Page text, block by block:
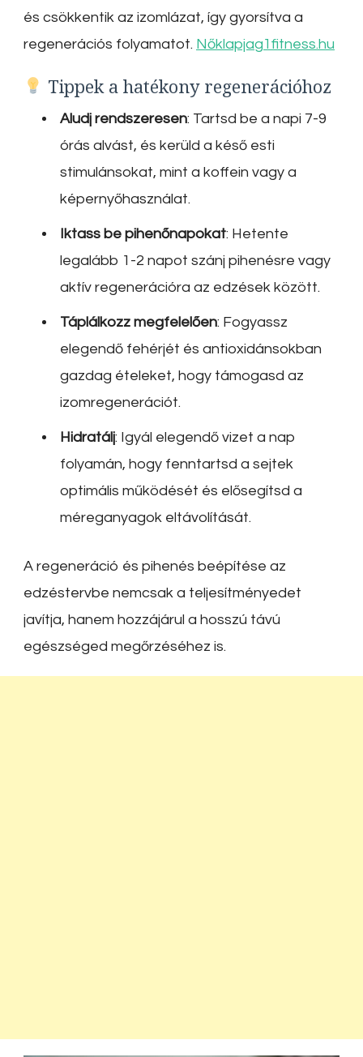
és csökkentik az izomlázat, így gyorsítva a
regenerációs folyamatot. Nőklapjag1fitness.hu
Tippek a hatékony regenerációhoz
Aludj rendszeresen: Tartsd be a napi 7-9
órás alvást, és kerüld a késő esti
stimulánsokat, mint a koffein vagy a
képernyőhasználat.
Iktass be pihenőnapokat: Hetente
legalább 1-2 napot szánj pihenésre vagy
aktív regenerációra az edzések között.
Táplálkozz megfelelően: Fogyassz
elegendő fehérjét és antioxidánsokban
gazdag ételeket, hogy támogasd az
izomregenerációt.
Hidratálj: Igyál elegendő vizet a nap
folyamán, hogy fenntartsd a sejtek
optimális működését és elősegítsd a
méreganyagok eltávolítását.
A regeneráció és pihenés beépítése az
edzéstervbe nemcsak a teljesítményedet
javítja, hanem hozzájárul a hosszú távú
egészséged megőrzéséhez is.